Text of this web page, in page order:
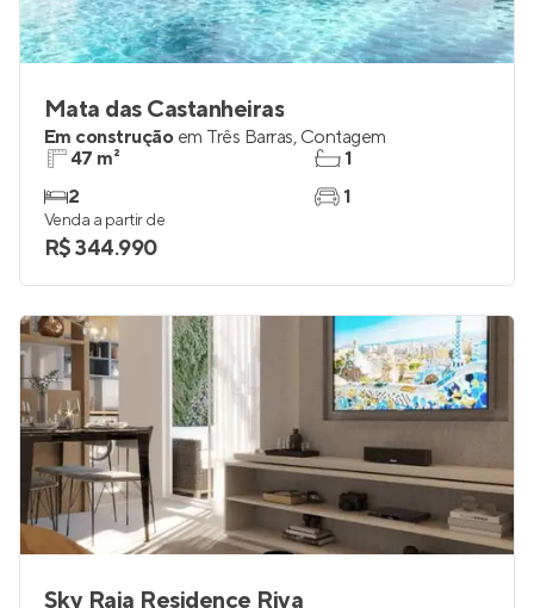
Mata das Castanheiras
Em construção em Três Barras, Contagem
47 m²
2
1
1
Venda a partir de
R$ 344.990
Sky Raja Residence Riva